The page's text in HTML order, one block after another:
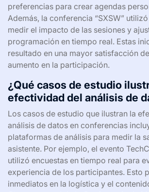
preferencias para crear agendas
Además, la conferencia “SXSW”
medir el impacto de las sesiones y
programación en tiempo real. Estas
resultado en una mayor satisfacción
aumento en la participación.
¿Qué casos de estudio
efectividad del análisis de
Los casos de estudio que ilustran la
análisis de datos en conferencias
plataformas de análisis para medir la
asistente. Por ejemplo, el evento
utilizó encuestas en tiempo real para
experiencia de los participantes. Esto
inmediatos en la logística y el